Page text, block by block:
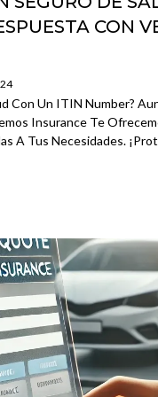
CON
Con Un ITIN Number?
Insurance Te
A Tus Necesidades.